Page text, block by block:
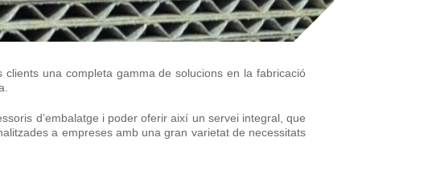
una completa gamma de solucions en la fabricació
d’embalatge i poder oferir així un servei integral, que
a empreses amb una gran varietat de necessitats